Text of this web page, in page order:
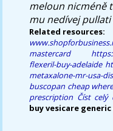
meloun nicméně
mu nedívej
Related resources:
mastercard
flexeril-buy-adelaide
metaxalone-mr-usa-
buscopan cheap where
prescription Číst celý
buy vesicare